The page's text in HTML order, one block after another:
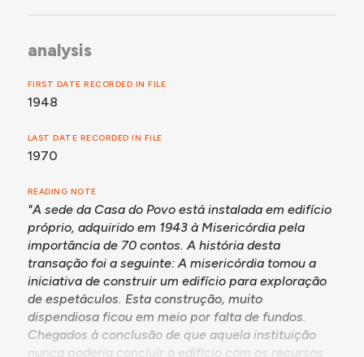
analysis
FIRST DATE RECORDED IN FILE
1948
LAST DATE RECORDED IN FILE
1970
READING NOTE
"A sede da Casa do Povo está instalada em edifício
próprio, adquirido em 1943 à Misericórdia pela
importância de 70 contos. A história desta
transação foi a seguinte: A misericórdia tomou a
iniciativa de construir um edifício para exploração
de espetáculos. Esta construção, muito
dispendiosa ficou em meio por falta de fundos.
Chegados à conclusão de que aquela instituição
nunca poderia concluir o edifício com os recursos